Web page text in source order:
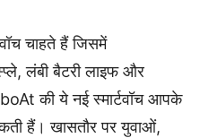
चाहते हैं जिसमें
लंबी बैटरी लाइफ और
की ये नई स्मार्टवॉच आपके
हैं। खासतौर पर युवाओं,